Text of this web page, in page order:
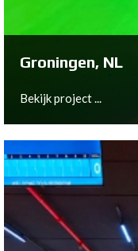
Groningen, NL
Bekijk project ...